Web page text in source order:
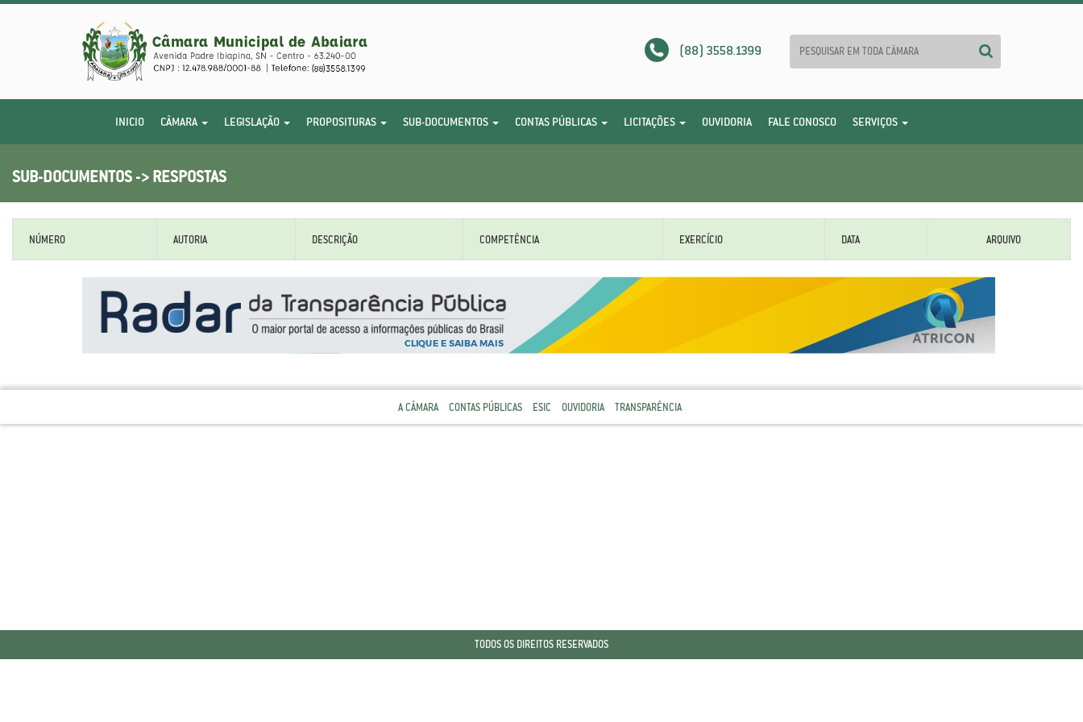
(88) 3558.1399
INICIO CÂMARA LEGISLAÇÃO PROPOSITURAS SUB-DOCUMENTOS CONTAS PÚBLICAS LICITAÇÕES OUVIDORIA FALE CONOSCO SERVIÇOS
SUB-DOCUMENTOS -> RESPOSTAS
NÚMERO AUTORIA DESCRIÇÃO COMPETÊNCIA EXERCÍCIO DATA ARQUIVO
A CÂMARA CONTAS PÚBLICAS ESIC OUVIDORIA TRANSPARÊNCIA
TODOS OS DIREITOS RESERVADOS